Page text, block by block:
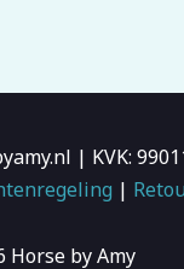
| KVK:
|
by Amy